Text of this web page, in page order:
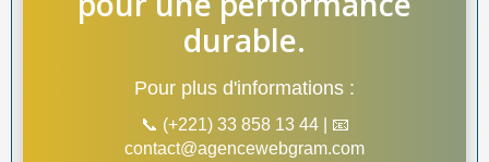
durable.
Pour plus d'informations :
📞 (+221) 33 858 13 44 | 📧
contact@agencewebgram.com